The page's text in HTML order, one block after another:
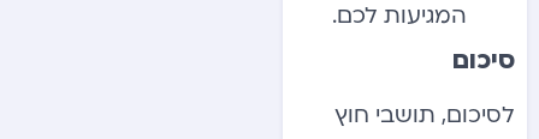
המגיעות לכם.
סיכום
לסיכום, תושבי חוץ